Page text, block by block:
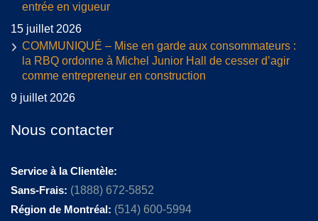
entrée en vigueur
15 juillet 2026
COMMUNIQUÉ – Mise en garde aux consommateurs :
la RBQ ordonne à Michel Junior Hall de cesser d’agir
comme entrepreneur en construction
9 juillet 2026
Nous contacter
Service à la Clientèle:
Sans-Frais: (1888) 672-5852
Région de Montréal: (514) 600-5994